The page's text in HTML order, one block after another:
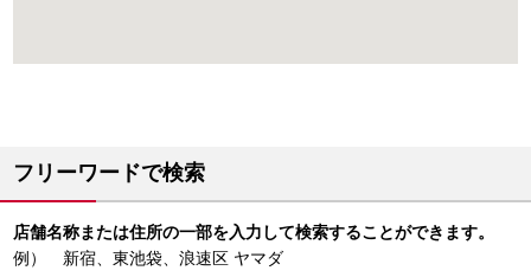
フリーワードで検索
店舗名称または住所の一部を入力して検索することができます。
例） 新宿、東池袋、浪速区 ヤマダ